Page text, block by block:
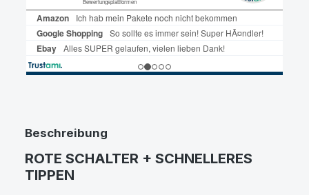
Beschreibung
ROTE SCHALTER + SCHNELLERES
TIPPEN